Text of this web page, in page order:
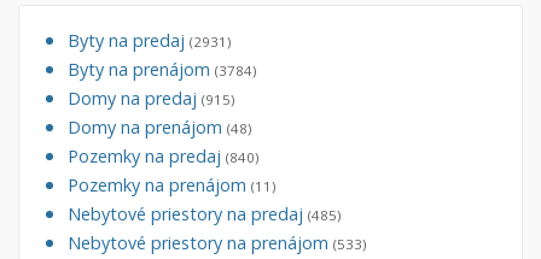
Byty na predaj (2931)
Byty na prenájom (3784)
Domy na predaj (915)
Domy na prenájom (48)
Pozemky na predaj (840)
Pozemky na prenájom (11)
Nebytové priestory na predaj (485)
Nebytové priestory na prenájom (533)